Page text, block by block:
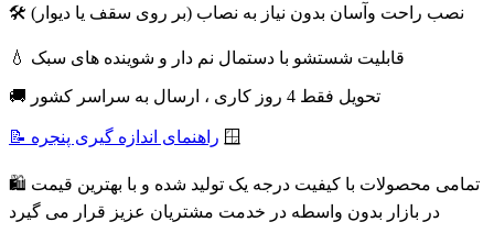
🛠 نصب راحت وآسان بدون نیاز به نصاب (بر روی سقف یا دیوار)
💧 قابلیت شستشو با دستمال نم دار و شوینده های سبک
🚚 تحویل فقط 4 روز کاری ، ارسال به سراسر کشور
📝 راهنمای اندازه گیری پنجره 🪟
🛍 تمامی محصولات با کیفیت درجه یک تولید شده و با بهترین قیمت
در بازار بدون واسطه در خدمت مشتریان عزیز قرار می گیرد